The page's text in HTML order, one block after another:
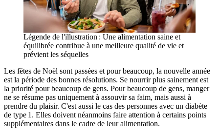
Légende de l'illustration : Une alimentation saine et
équilibrée contribue à une meilleure qualité de vie et
prévient les séquelles
Les fêtes de Noël sont passées et pour beaucoup, la nouvelle année
est la période des bonnes résolutions. Se nourrir plus sainement est
la priorité pour beaucoup de gens. Pour beaucoup de gens, manger
ne se résume pas uniquement à assouvir sa faim, mais aussi à
prendre du plaisir. C'est aussi le cas des personnes avec un diabète
de type 1. Elles doivent néanmoins faire attention à certains points
supplémentaires dans le cadre de leur alimentation.